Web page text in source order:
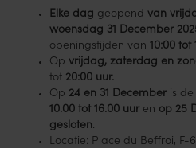
Elke dag geopend van
woensdag 31 December
openingstijden van10:00 tot
Op vrijdag, zaterdag en
tot 20:00 uur.
Op 24 en 31 Decemberis de
10.00 tot 16.00 uuren op 25
gesloten.
Locatie: Place du Beffroi, F-